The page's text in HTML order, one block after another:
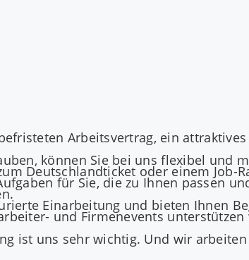
Arbeitsvertrag, ein
können Sie bei uns flexibel und
Deutschlandticket oder einem Job-
für Sie, die zu Ihnen passen
Einarbeitung und bieten Ihnen
und Firmenevents
ist uns sehr wichtig. Und wir